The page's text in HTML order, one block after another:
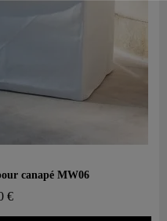
canapé MW06
€